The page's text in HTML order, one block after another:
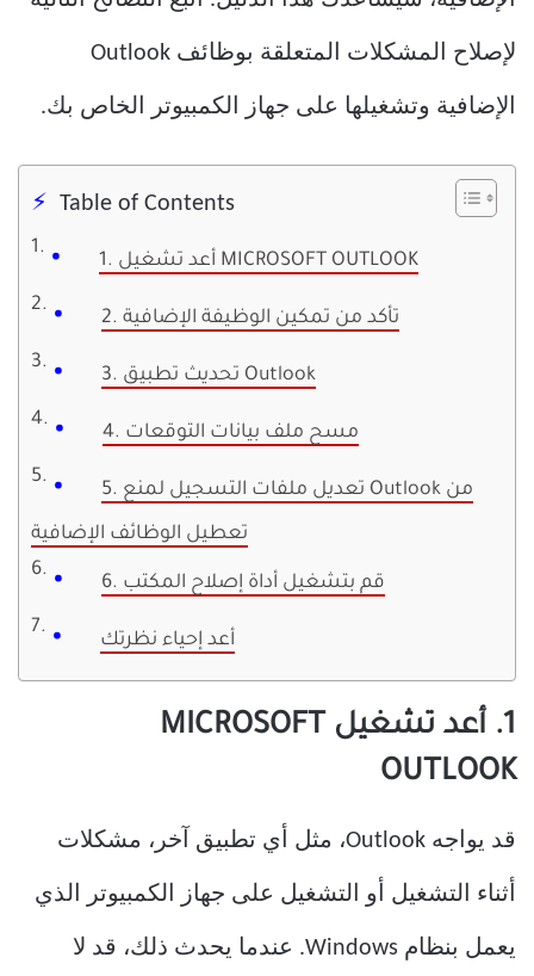
لإصلاح المشكلات المتعلقة بوظائف Outlook
الإضافية وتشغيلها على جهاز الكمبيوتر الخاص بك.
Table of Contents
1. أعد تشغيل MICROSOFT OUTLOOK
2. تأكد من تمكين الوظيفة الإضافية
3. تحديث تطبيق Outlook
4. مسح ملف بيانات التوقعات
5. تعديل ملفات التسجيل لمنع Outlook من
تعطيل الوظائف الإضافية
6. قم بتشغيل أداة إصلاح المكتب
أعد إحياء نظرتك
1. أعد تشغيل MICROSOFT
OUTLOOK
قد يواجه Outlook، مثل أي تطبيق آخر، مشكلات
أثناء التشغيل أو التشغيل على جهاز الكمبيوتر الذي
يعمل بنظام Windows. عندما يحدث ذلك، قد لا